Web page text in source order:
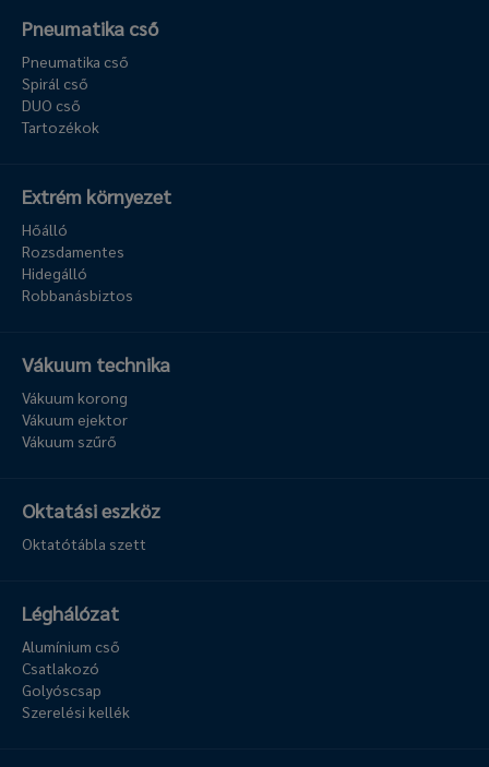
Pneumatika cső
Pneumatika cső
Spirál cső
DUO cső
Tartozékok
Extrém környezet
Hőálló
Rozsdamentes
Hidegálló
Robbanásbiztos
Vákuum technika
Vákuum korong
Vákuum ejektor
Vákuum szűrő
Oktatási eszköz
Oktatótábla szett
Léghálózat
Alumínium cső
Csatlakozó
Golyóscsap
Szerelési kellék